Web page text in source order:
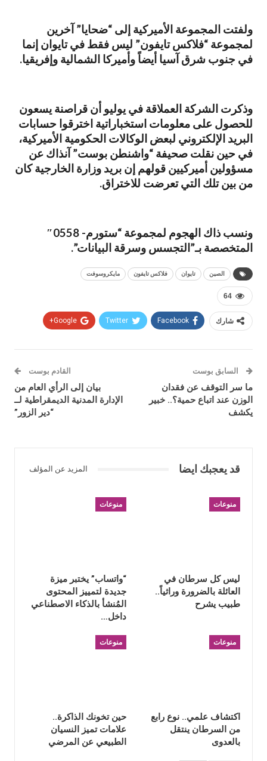
ولفتت المجموعة الأميركية إلى “ضحايا” آخرين
لمجموعة “فلاكس تايفون” ليس فقط في تايوان إنما
في جنوب شرق آسيا أيضاً وأميركا الشمالية وإفريقيا.
وذكرت الشركة العملاقة في يوليو أن قراصنة يسعون
للحصول على معلومات استخباراتية اخترقوا حسابات
البريد الإلكتروني لبعض الوكالات الحكومية الأميركية،
في حين نقلت صحيفة “واشنطن بوست” آنذاك عن
مسؤولين أميركيين قولهم إن بريد وزارة الخارجية كان
من بين تلك التي تعرضت للاختراق.
ونسب ذاك الهجوم لمجموعة “ستورم- 0558″
المتخصصة بـ”التجسس وسرقة البيانات”.
الصين تايوان فلاكس تايفون مايكروسوفت
64
شارك Facebook
Twitter
Google+
السابق بوست
ما سر التوقف عن فقدان
الوزن عند اتباع حمية؟.. خبير
يكشف
القادم بوست
بيان إلى الرأي العام من
الإدارة المدنية الديمقراطية لــ
“دير الزور”
قد يعجبك ايضا المزيد عن المؤلف
منوعات
ليس كل سرطان في
العائلة بالضرورة وراثياً..
طبيب يشرح
منوعات
“واتساب” يختبر ميزة
جديدة لتمييز المحتوى
المُنشأ بالذكاء الاصطناعي
داخل…
منوعات
اكتشاف علمي.. نوع رابع
من السرطان ينتقل
بالعدوى
منوعات
حين تخونك الذاكرة..
علامات تميز النسيان
الطبيعي عن المرضي